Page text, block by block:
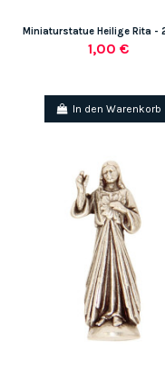
Miniaturstatue Heilige Rita -
1,00 €
In den Warenkorb